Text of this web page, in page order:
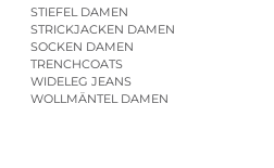
STIEFEL DAMEN
STRICKJACKEN DAMEN
SOCKEN DAMEN
TRENCHCOATS
WIDELEG JEANS
WOLLMÄNTEL DAMEN